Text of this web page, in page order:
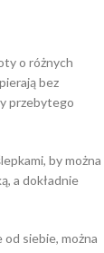
o różnych
bez
przebytego
by można
a dokładnie
od siebie, można